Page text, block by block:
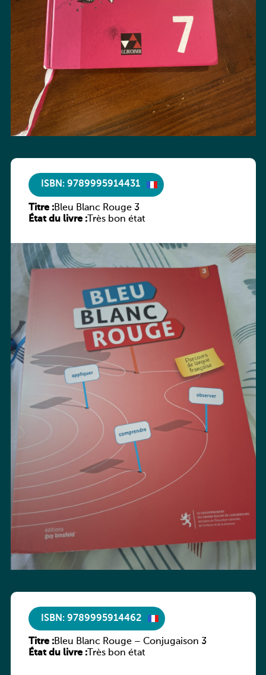
ISBN: 9789995914431
Titre :Bleu Blanc Rouge 3
État du livre :Très bon état
ISBN: 9789995914462
Titre :Bleu Blanc Rouge – Conjugaison 3
État du livre :Très bon état